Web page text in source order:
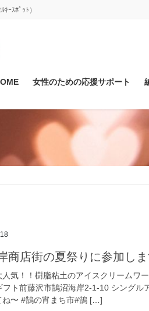
ｰｽﾎﾟｯﾄ）
女性のための応援サポート
商店街の夏祭りに参加し
人気！！樹脂粘土のアイスクリームワ
フト前藤沢市鵠沼海岸2-1-10 シン
ね〜 #鵠の宵まち市#鵠 […]